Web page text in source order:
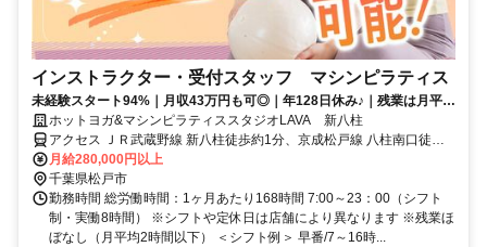
インストラクター・受付スタッフ マシンピラティス
未経験スタート94%｜月収43万円も可◎｜年128日休み♪｜残業は月平均
2時間以下
ホットヨガ&マシンピラティススタジオLAVA 新八柱
アクセス ＪＲ武蔵野線 新八柱徒歩約1分、京成松戸線 八柱南口徒歩
約2分、京成松戸線 みのり台南口徒歩約13分
月給280,000円以上
千葉県松戸市
勤務時間 総労働時間：1ヶ月あたり168時間 7:00～23：00（シフト
制・実働8時間） ※シフトや定休日は店舗により異なります ※残業ほ
ぼなし（月平均2時間以下） ＜シフト例＞ 早番/7～16時...